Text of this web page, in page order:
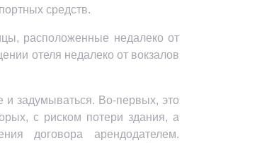
средств.
расположенные недалеко от
отеля недалеко от вокзалов
задумываться. Во-первых, это
с риском потери здания, а
договора арендодателем.